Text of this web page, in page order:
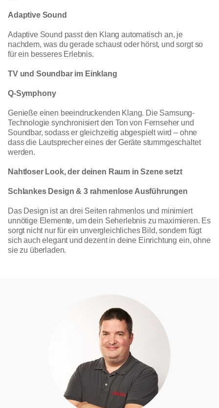
Adaptive Sound
Adaptive Sound passt den Klang automatisch an, je
nachdem, was du gerade schaust oder hörst, und sorgt so
für ein besseres Erlebnis.
TV und Soundbar im Einklang
Q-Symphony
Genieße einen beeindruckenden Klang. Die Samsung-
Technologie synchronisiert den Ton von Fernseher und
Soundbar, sodass er gleichzeitig abgespielt wird – ohne
dass die Lautsprecher eines der Geräte stummgeschaltet
werden.
Nahtloser Look, der deinen Raum in Szene setzt
Schlankes Design & 3 rahmenlose Ausführungen
Das Design ist an drei Seiten rahmenlos und minimiert
unnötige Elemente, um dein Seherlebnis zu maximieren. Es
sorgt nicht nur für ein unvergleichliches Bild, sondern fügt
sich auch elegant und dezent in deine Einrichtung ein, ohne
sie zu überladen.